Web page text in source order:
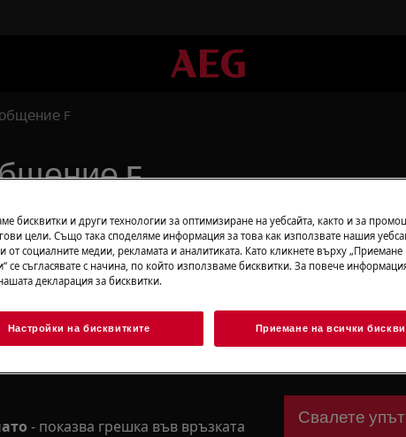
F
F
за грешка "F"
- показва грешка във връзката
Намерете
потребителя
Намерете
информация и
Свалете
бисквитки и други технологии за оптимизиране на уебсайта, както и за
цели. Също така споделяме информация за това как използвате нашия
от социалните медии, рекламата и аналитиката. Като кликнете върху „Приемане
се съгласявате с начина, по който използваме бисквитки. За повече
декларация за бисквитки.
Настройки на бисквитките Приемане на всички